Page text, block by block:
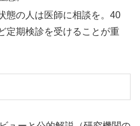
態の人は医師に相談を。40
定期検診を受けることが重